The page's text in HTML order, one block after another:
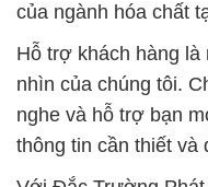
của ngành hóa chất
Hỗ trợ khách hàng là
nhìn của chúng tôi.
nghe và hỗ trợ bạn
thông tin cần thiết